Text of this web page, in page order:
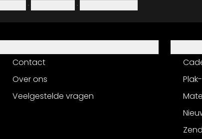
· ·
Contact
Over ons
Veelgestelde vragen